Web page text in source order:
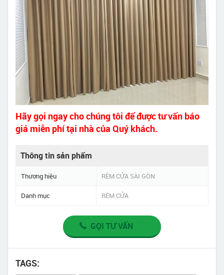
Hãy gọi ngay cho chúng tôi để được tư vấn báo
giá miễn phí tại nhà của Quý khách.
Thông tin sản phẩm
Thương hiệu RÈM CỬA SÀI GÒN
Danh mục RÈM CỬA
GỌI TƯ VẤN
TAGS: